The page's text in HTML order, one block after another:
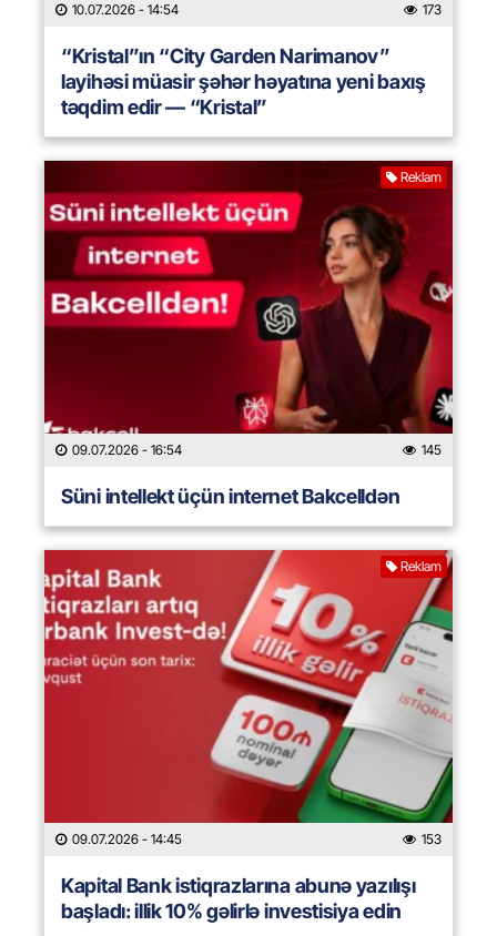
10.07.2026 - 14:54 173
“Kristal”ın “City Garden Narimanov”
layihəsi müasir şəhər həyatına yeni baxış
təqdim edir — “Kristal”
Reklam
09.07.2026 - 16:54 145
Süni intellekt üçün internet Bakcelldən
Reklam
09.07.2026 - 14:45 153
Kapital Bank istiqrazlarına abunə yazılışı
başladı: illik 10% gəlirlə investisiya edin